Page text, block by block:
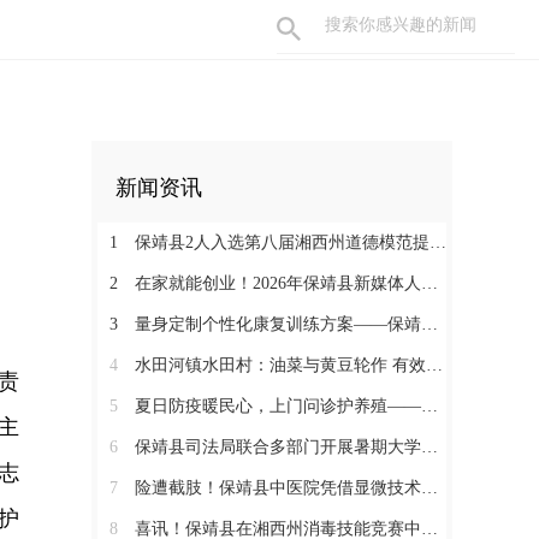
新闻资讯
1 保靖县2人入选第八届湘西州道德模范提名奖
2 在家就能创业！2026年保靖县新媒体人才技能培训开启 助力家乡好物出圈
3 量身定制个性化康复训练方案——保靖县人民医院助力发育迟缓患儿顺利入托
4 水田河镇水田村：油菜与黄豆轮作 有效助农增收
5 夏日防疫暖民心，上门问诊护养殖——保靖县葫芦镇开展畜禽防疫服务
6 保靖县司法局联合多部门开展暑期大学生志愿者送法护童活动
7 险遭截肢！保靖县中医院凭借显微技术攻坚克难，为重度右手毁损伤患者保全手部核心功能
8 喜讯！保靖县在湘西州消毒技能竞赛中获佳绩